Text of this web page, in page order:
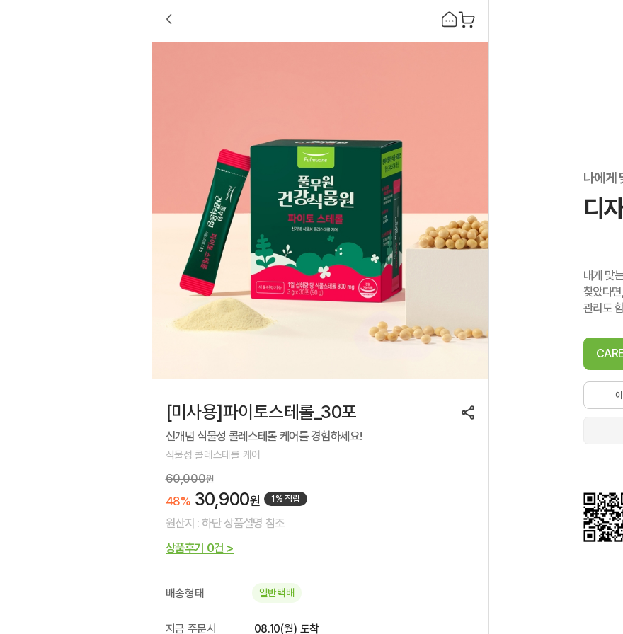
[미사용]파이토스테롤_30포
신개념 식물성 콜레스테롤 케어를 경험하세요!
식물성 콜레스테롤 케어
60,000원
48% 30,900원 1% 적립
원산지 : 하단 상품설명 참조
상품후기 0건 >
배송형태 일반택배
지금 주문시 08.10(월) 도착
나에게
디
내게 맞
찾았다면,
관리도